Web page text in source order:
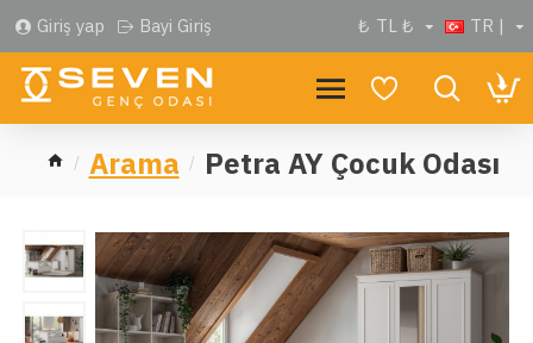
Giriş yap Bayi Giriş ₺ TL ₺ TR |
Arama Petra AY Çocuk Odası